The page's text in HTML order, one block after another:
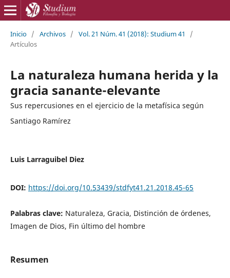
Inicio / Archivos / Vol. 21 Núm. 41 (2018): Studium 41
/
Artículos
La naturaleza humana herida y la
gracia sanante-elevante
Sus repercusiones en el ejercicio de la metafísica según
Santiago Ramírez
Luis Larraguibel Diez
DOI: https://doi.org/10.53439/stdfyt41.21.2018.45-65
Palabras clave: Naturaleza, Gracia, Distinción de órdenes,
Imagen de Dios, Fin último del hombre
Resumen